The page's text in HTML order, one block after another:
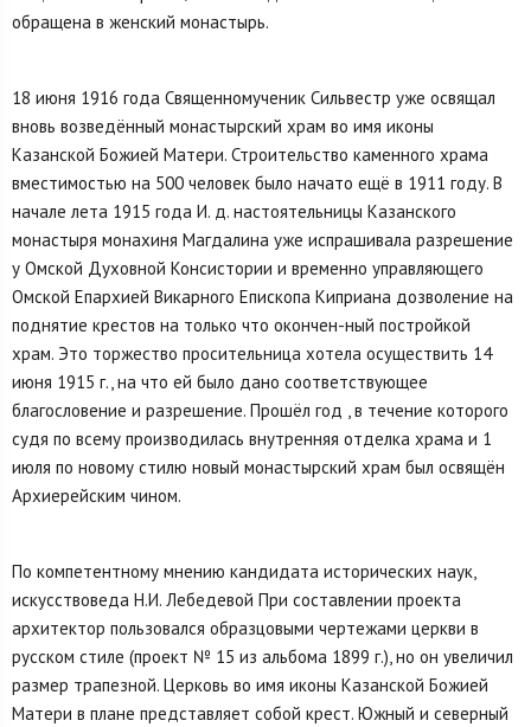
обращена в женский монастырь.
18 июня 1916 года Священномученик Сильвестр уже освящал
вновь возведённый монастырский храм во имя иконы
Казанской Божией Матери. Строительство каменного храма
вместимостью на 500 человек было начато ещё в 1911 году. В
начале лета 1915 года И. д. настоятельницы Казанского
монастыря монахиня Магдалина уже испрашивала разрешение
у Омской Духовной Консистории и временно управляющего
Омской Епархией Викарного Епископа Киприана дозволение на
поднятие крестов на только что окончен-ный постройкой
храм. Это торжество просительница хотела осуществить 14
июня 1915 г., на что ей было дано соответствующее
благословение и разрешение. Прошёл год , в течение которого
судя по всему производилась внутренняя отделка храма и 1
июля по новому стилю новый монастырский храм был освящён
Архиерейским чином.
По компетентному мнению кандидата исторических наук,
искусствоведа Н.И. Лебедевой При составлении проекта
архитектор пользовался образцовыми чертежами церкви в
русском стиле (проект № 15 из альбома 1899 г.), но он увеличил
размер трапезной. Церковь во имя иконы Казанской Божией
Матери в плане представляет собой крест. Южный и северный